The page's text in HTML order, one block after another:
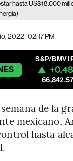
hasta US$18.000
2022 | 02:17 PM
S&P/BMV
66,842.57
de la
mexicano,
hasta